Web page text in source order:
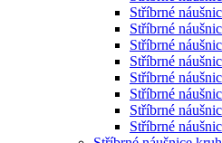
Stříbrné
Stříbrné
Stříbrné
Stříbrné
Stříbrné
Stříbrné
Stříbrné
Stříbrné